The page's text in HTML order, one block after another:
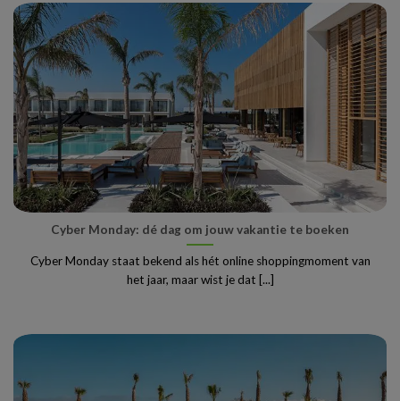
Cyber Monday: dé dag om jouw vakantie te boeken
Cyber Monday staat bekend als hét online shoppingmoment van
het jaar, maar wist je dat [...]